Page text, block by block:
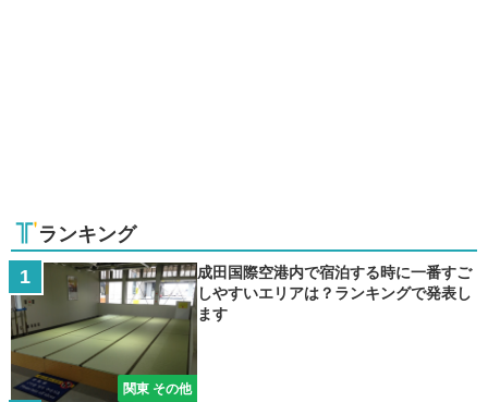
ランキング
関東 その他
成田国際空港内で宿泊する時に一番すご
しやすいエリアは？ランキングで発表し
ます